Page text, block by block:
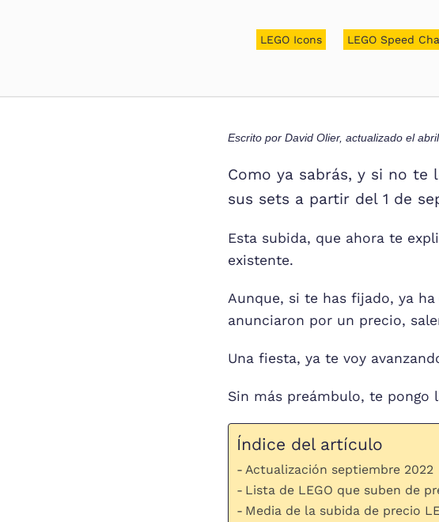
LEGO Icons LEGO Speed
Escrito por David Olier, actualizado el
Como ya sabrás, y si no te
sus sets a partir del 1 de
Esta subida, que ahora te
existente.
Aunque, si te has fijado, ya
anunciaron por un precio,
Una fiesta, ya te voy
Sin más preámbulo, te pongo
Índice del artículo
Actualización septiembre 2022
Lista de LEGO que suben de
Media de la subida de precio